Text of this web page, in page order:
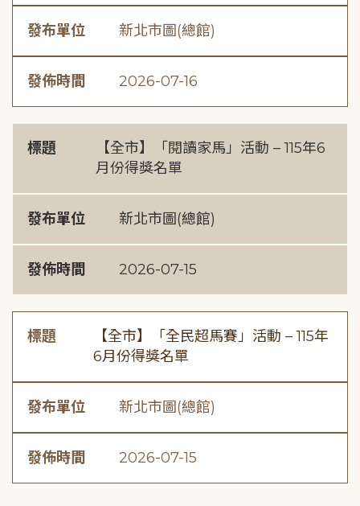
發布單位 新北市圖(總館)
發佈時間 2026-07-16
標題
【全市】「閱讀家馬」活動 – 115年6
月份得獎名單
發布單位 新北市圖(總館)
發佈時間 2026-07-15
標題
【全市】「全民超馬賽」活動 – 115年
6月份得獎名單
發布單位 新北市圖(總館)
發佈時間 2026-07-15